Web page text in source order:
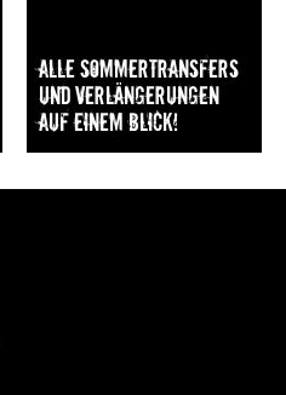
Alle Sommertransfers
und Verlängerungen
auf einem Blick!